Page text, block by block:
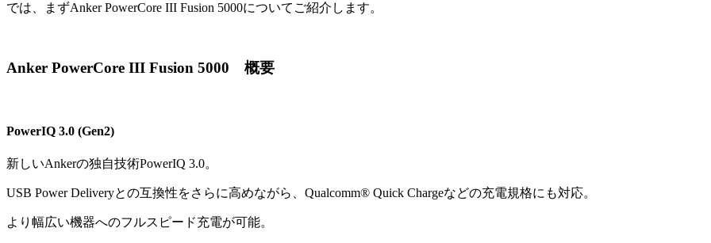
では、まずAnker PowerCore III Fusion 5000についてご紹介します。
Anker PowerCore III Fusion 5000 概要
PowerIQ 3.0 (Gen2)
新しいAnkerの独自技術PowerIQ 3.0。
USB Power Deliveryとの互換性をさらに高めながら、Qualcomm®︎ Quick Chargeなどの充電規格にも対応。
より幅広い機器へのフルスピード充電が可能。